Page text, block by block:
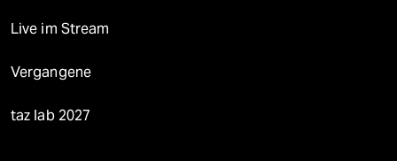
Live im Stream
Vergangene
taz lab 2027